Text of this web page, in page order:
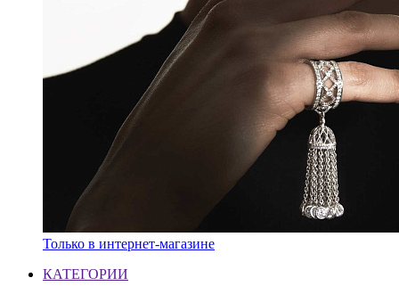
Только в интернет-магазине
КАТЕГОРИИ